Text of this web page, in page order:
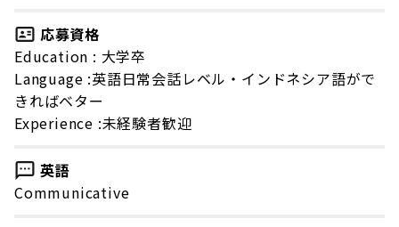
応募資格
Education : 大学卒
Language :英語日常会話レベル・インドネシア語がで
きればベター
Experience :未経験者歓迎
英語
Communicative